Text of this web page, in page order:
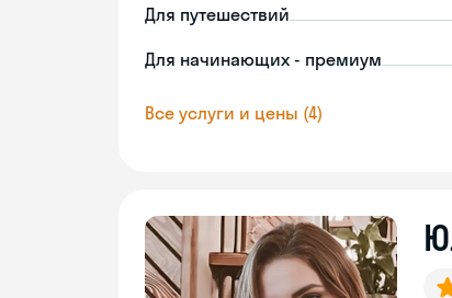
Для путешествий
Для начинающих - премиум
Все услуги и цены (4)